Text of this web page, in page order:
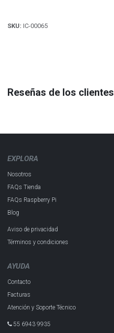
SKU: IC-00065
Reseñas de los clientes
EXPLORA
Nosotros
FAQs Tienda
FAQs Raspberry Pi
Blog
Aviso de privacidad
Términos y condiciones
AYUDA
Contacto
Facturas
Atención y Soporte Técnico
55 6943 993​5